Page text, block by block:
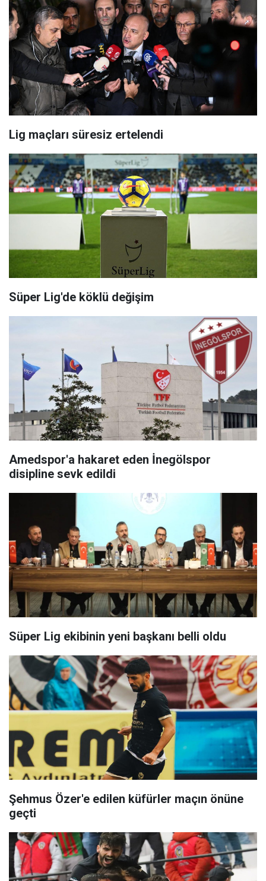
Lig maçları süresiz ertelendi
Süper Lig'de köklü değişim
Amedspor'a hakaret eden İnegölspor
disipline sevk edildi
Süper Lig ekibinin yeni başkanı belli oldu
Şehmus Özer'e edilen küfürler maçın önüne
geçti